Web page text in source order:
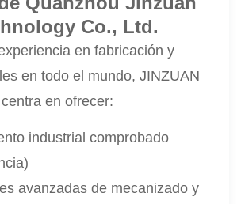
Co., Ltd.
en fabricación y
en todo el mundo, JINZUAN
en ofrecer:
industrial comprobado
avanzadas de mecanizado y